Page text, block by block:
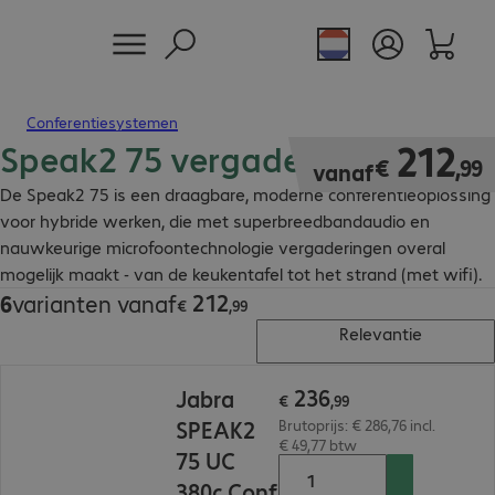
Conferentiesystemen
Speak2 75 vergaderoplossing
De Speak2 75 is een draagbare, moderne conferentieoplossing
voor hybride werken, die met superbreedbandaudio en
nauwkeurige microfoontechnologie vergaderingen overal
mogelijk maakt - van de keukentafel tot het strand (met wifi).
vanaf€ 212,99
€ 212,99
6varianten vanaf€ 212,99
€ 212,99
Relevantie
Jabra
SPEAK2
75 UC
€ 236,99
Brutoprijs: € 286,76 incl.
€ 49,77 btw